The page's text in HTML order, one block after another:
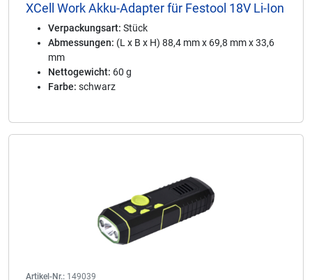
XCell Work Akku-Adapter für Festool 18V Li-Ion
Verpackungsart: Stück
Abmessungen: (L x B x H) 88,4 mm x 69,8 mm x 33,6
mm
Nettogewicht: 60 g
Farbe: schwarz
Artikel-Nr.: 149039